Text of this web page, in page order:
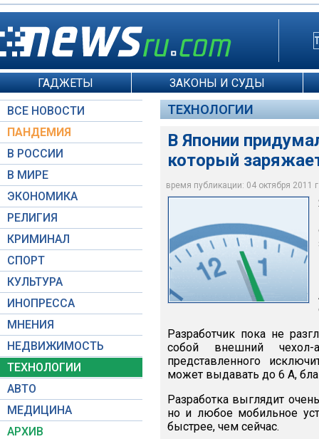
ГАДЖЕТЫ ЗАКОНЫ И СУДЫ
ВСЕ НОВОСТИ
ПАНДЕМИЯ
В РОССИИ
В МИРЕ
ЭКОНОМИКА
РЕЛИГИЯ
КРИМИНАЛ
СПОРТ
КУЛЬТУРА
ИНОПРЕССА
МНЕНИЯ
НЕДВИЖИМОСТЬ
ТЕХНОЛОГИИ
АВТО
МЕДИЦИНА
АРХИВ
ТЕХНОЛОГИИ
В Японии
который
время публикации: 04 октября 2011
engadget.com
Разработчик пока не
собой внешний чехол-
представленного
может выдавать до 6 А,
Разработка выглядит
но и любое мобильное
быстрее, чем сейчас.